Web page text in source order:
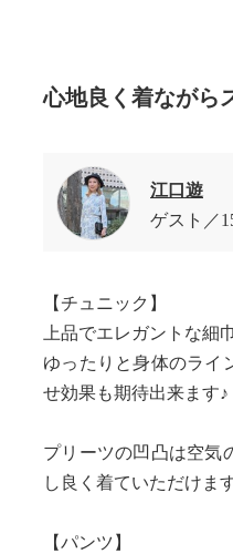
心地良く着ながら
江口遊
ゲスト
【チュニック】
上品でエレガントな細
ゆったりと身体のライ
せ効果も期待出来ます♪
プリーツの凹凸は空気
し良く着ていただけます
【パンツ】